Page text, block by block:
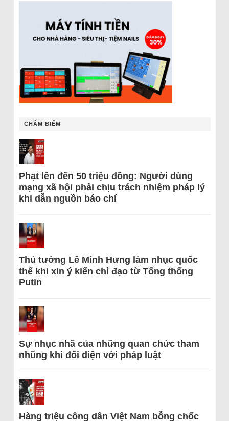
CHÂM BIẾM
Phạt lên đến 50 triệu đồng: Người dùng
mạng xã hội phải chịu trách nhiệm pháp lý
khi dẫn nguồn báo chí
Thủ tướng Lê Minh Hưng làm nhục quốc
thể khi xin ý kiến chỉ đạo từ Tổng thống
Putin
Sự nhục nhã của những quan chức tham
nhũng khi đối diện với pháp luật
Hàng triệu công dân Việt Nam bỗng chốc